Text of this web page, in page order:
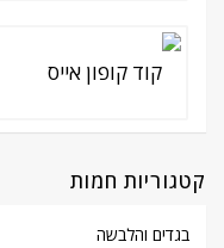
קטגוריות חמות
בגדים והלבשה